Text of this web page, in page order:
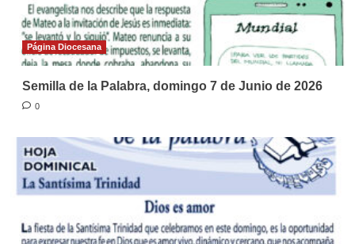
Página Diocesana
Semilla de la Palabra, domingo 7 de Junio de 2026
0